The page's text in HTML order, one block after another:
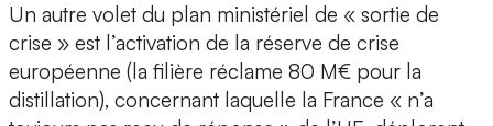
Un autre volet du plan ministériel de « sortie de
crise » est l’activation de la réserve de crise
européenne (la filière réclame 80 M€ pour la
distillation), concernant laquelle la France « n’a